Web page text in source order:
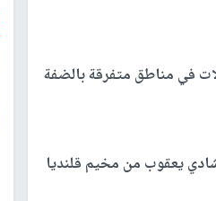
في مناطق متفرقة بالضفة
يعقوب من مخيم قلنديا